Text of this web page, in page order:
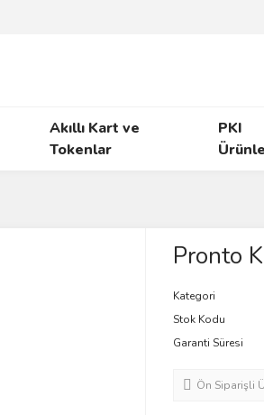
Akıllı Kart ve
Tokenlar
PKI
Pronto
Kategori
Stok Kodu
Garanti Süresi
Ön Siparişli